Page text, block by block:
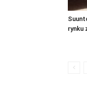
rynku